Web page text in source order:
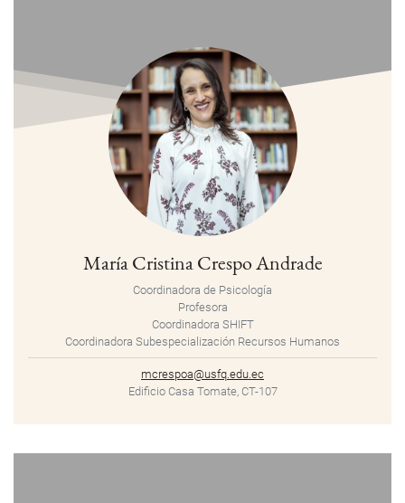
María Cristina Crespo Andrade
Coordinadora de Psicología
Profesora
Coordinadora SHIFT
Coordinadora Subespecialización Recursos Humanos
mcrespoa@usfq.edu.ec
Edificio Casa Tomate, CT-107